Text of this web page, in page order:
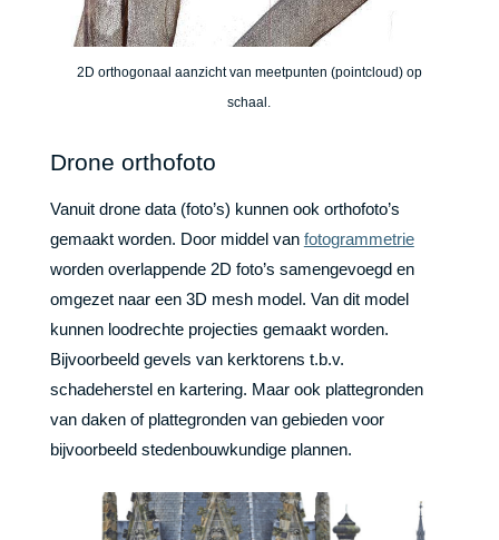
2D orthogonaal aanzicht van meetpunten (pointcloud) op
schaal.
Drone orthofoto
Vanuit drone data (foto’s) kunnen ook orthofoto’s
gemaakt worden. Door middel van fotogrammetrie
worden overlappende 2D foto’s samengevoegd en
omgezet naar een 3D mesh model. Van dit model
kunnen loodrechte projecties gemaakt worden.
Bijvoorbeeld gevels van kerktorens t.b.v.
schadeherstel en kartering. Maar ook plattegronden
van daken of plattegronden van gebieden voor
bijvoorbeeld stedenbouwkundige plannen.